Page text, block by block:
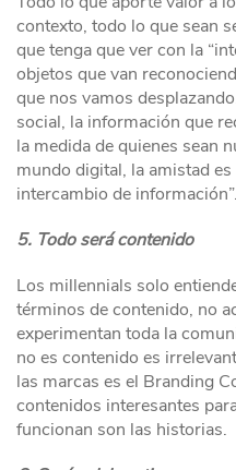
contexto, todo lo que sean
que tenga que ver con la
objetos que van
que nos vamos
social, la información que
la medida de quienes sean
mundo digital, la amistad
intercambio de información”.
5. Todo será contenido
Los millennials solo
términos de contenido, no
experimentan toda la
no es contenido es
las marcas es el Branding
contenidos interesantes
funcionan son las historias.